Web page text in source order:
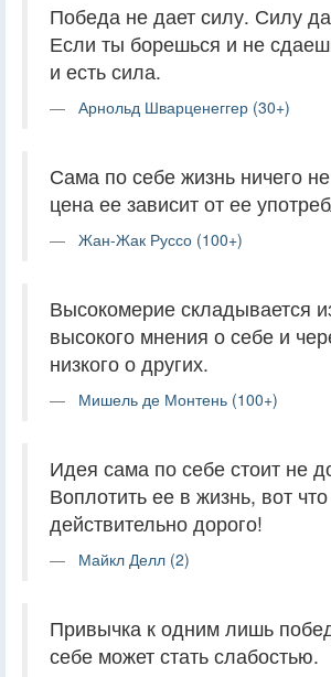
Победа не дает силу. Силу
Если ты борешься и не
и есть сила.
Арнольд Шварценеггер (30+)
Сама по себе жизнь ничего
цена ее зависит от ее
Жан-Жак Руссо (100+)
Высокомерие складывается
высокого мнения о себе и
низкого о других.
Мишель де Монтень (100+)
Идея сама по себе стоит не
Воплотить ее в жизнь, вот что
действительно дорого!
Майкл Делл (2)
Привычка к одним лишь
себе может стать слабостью.